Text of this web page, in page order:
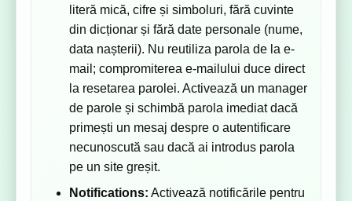
literă mică, cifre și simboluri, fără cuvinte
din dicționar și fără date personale (nume,
data nașterii). Nu reutiliza parola de la e-
mail; compromiterea e-mailului duce direct
la resetarea parolei. Activează un manager
de parole și schimbă parola imediat dacă
primești un mesaj despre o autentificare
necunoscută sau dacă ai introdus parola
pe un site greșit.
Notifications: Activează notificările pentru